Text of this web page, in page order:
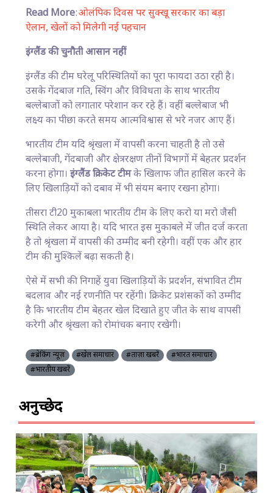
Read More:ओलंपिक दिवस पर सुक्खू सरकार का बड़ा
ऐलान, खेलों को मिलेगी नई पहचान
इंग्लैंड की चुनौती आसान नहीं
इंग्लैंड की टीम घरेलू परिस्थितियों का पूरा फायदा उठा रही है।
उसके गेंदबाज गति, स्विंग और विविधता के साथ भारतीय
बल्लेबाजों को लगातार परेशान कर रहे हैं। वहीं बल्लेबाज भी
लक्ष्य का पीछा करते समय आत्मविश्वास से भरे नजर आए हैं।
भारतीय टीम यदि श्रृंखला में वापसी करना चाहती है तो उसे
बल्लेबाजी, गेंदबाजी और क्षेत्ररक्षण तीनों विभागों में बेहतर प्रदर्शन
करना होगा। इंग्लैंड क्रिकेट टीमके खिलाफ जीत हासिल करने के
लिए खिलाड़ियों को दबाव में भी संयम बनाए रखना होगा।
तीसरा टी20 मुकाबला भारतीय टीम के लिए करो या मरो जैसी
स्थिति लेकर आया है। यदि भारत इस मुकाबले में जीत दर्ज करता
है तो श्रृंखला में वापसी की उम्मीद बनी रहेगी। वहीं एक और हार
टीम की मुश्किलें बढ़ा सकती है।
ऐसे में सभी की निगाहें युवा खिलाड़ियों के प्रदर्शन, संभावित टीम
बदलाव और नई रणनीति पर रहेंगी। क्रिकेट प्रशंसकों को उम्मीद
है कि भारतीय टीम बेहतर खेल दिखाते हुए जीत के साथ वापसी
करेगी और श्रृंखला को रोमांचक बनाए रखेगी।
#ब्रेकिंग न्यूज़ #खेल समाचार #ताज़ा खबरें
#भारत समाचार
#भारतीय खबरें
अनुच्छेद